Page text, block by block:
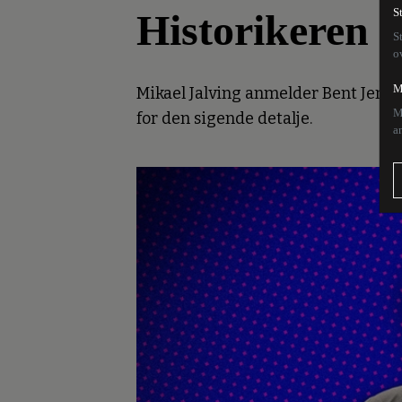
Historikeren
Mikael Jalving anmelder Bent
for den sigende detalje.